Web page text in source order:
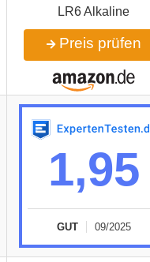
LR6 Alkaline
Preis prüfen
1,95
GUT 09/2025